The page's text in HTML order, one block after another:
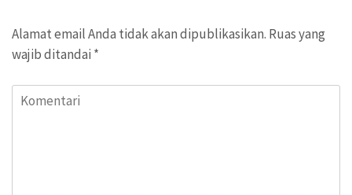
Alamat email Anda tidak akan dipublikasikan. Ruas yang
wajib ditandai *
Komentari